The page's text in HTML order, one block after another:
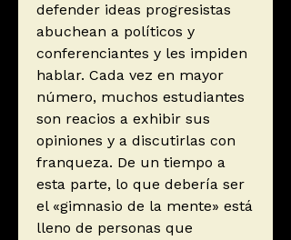
defender ideas progresistas
abuchean a políticos y
conferenciantes y les impiden
hablar. Cada vez en mayor
número, muchos estudiantes
son reacios a exhibir sus
opiniones y a discutirlas con
franqueza. De un tiempo a
esta parte, lo que debería ser
el «gimnasio de la mente» está
lleno de personas que